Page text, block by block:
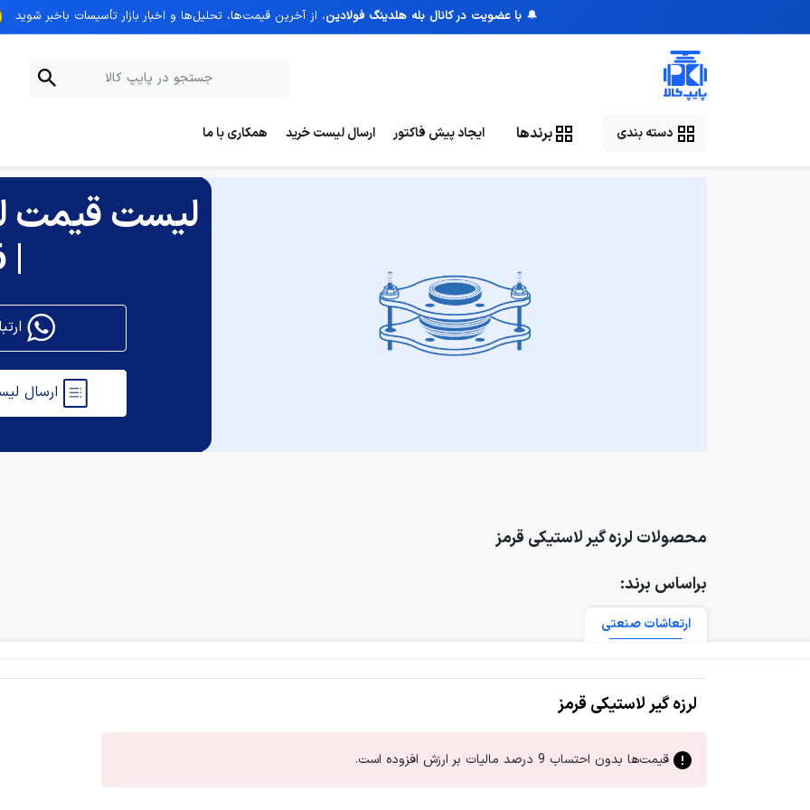
🔔با عضویت در کانال بله هلدینگ فولادین، از آخرین قیمت‌ها، تحلیل‌ها و اخبار بازار تأسیسات با‌خبر شوید
دسته بندی برندها ایجاد پیش فاکتور ارسال لیست خرید
همکاری با ما
لیست قیمت
| 16 مرداد
ارتباط با کارشناسان پایپ کالا
محصولات لرزه گیر لاستیکی قرمز
براساس برند:
ارتعاشات صنعتی
لرزه گیر لاستیکی قرمز
قیمت‌ها بدون احتساب 9 درصد مالیات بر ارزش افزوده است.